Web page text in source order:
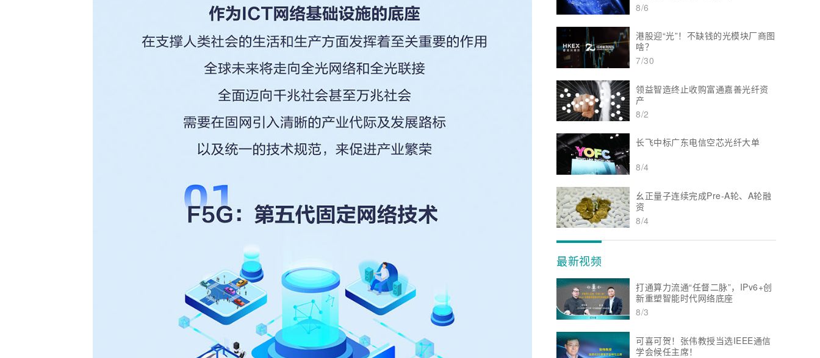
8/6
港股迎“光”！不缺钱的光模块厂商图
啥？
7/30
领益智造终止收购富通嘉善光纤资
产
8/2
长飞中标广东电信空芯光纤大单
8/4
幺正量子连续完成Pre-A轮、A轮融
资
8/4
最新视频
打通算力流通“任督二脉”，IPv6+创
新重塑智能时代网络底座
8/3
可喜可贺！张伟教授当选IEEE通信
学会候任主席！